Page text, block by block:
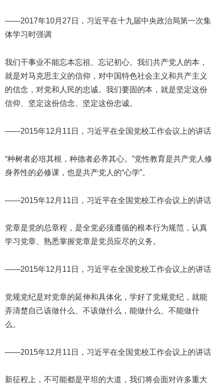
——2017年10月27日，习近平在十九届中央政治局第一次集
体学习时强调
我们干事业不能忘本忘祖、忘记初心。我们共产党人的本，
就是对马克思主义的信仰，对中国特色社会主义和共产主义
的信念，对党和人民的忠诚。我们要固的本，就是坚定这份
信仰、坚定这份信念、坚定这份忠诚。
——2015年12月11日，习近平在全国党校工作会议上的讲话
“种树者必培其根，种德者必养其心。”党性教育是共产党人修
身养性的必修课，也是共产党人的“心学”。
——2015年12月11日，习近平在全国党校工作会议上的讲话
党章是党的总章程，是全党必须遵循的根本行为规范，认真
学习党章、熟悉掌握党章是党员应尽的义务。
——2015年12月11日，习近平在全国党校工作会议上的讲话
党规党纪是对党章的延伸和具体化，学好了党规党纪，就能
弄清楚自己该做什么、不该做什么，能做什么、不能做什
么。
——2015年12月11日，习近平在全国党校工作会议上的讲话
新征程上，不可能都是平坦的大道，我们将会面对许多重大